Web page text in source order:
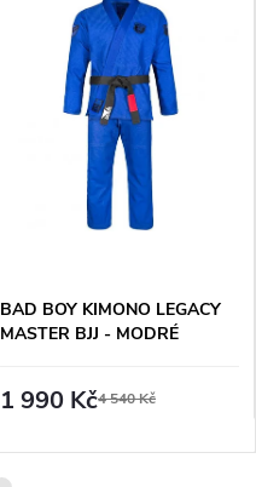
BAD BOY KIMONO LEGACY
MASTER BJJ - MODRÉ
1 990 Kč4 540 Kč